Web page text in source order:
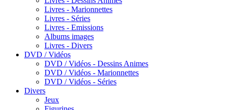
Livres - Marionnettes
Livres - Séries
Livres - Emissions
Albums images
Livres - Divers
DVD / Vidéos
DVD / Vidéos - Dessins Animes
DVD / Vidéos - Marionnettes
DVD / Vidéos - Séries
Divers
Jeux